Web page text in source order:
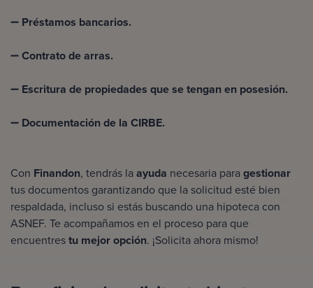
➖ Préstamos bancarios.
➖Contrato de arras.
➖ Escritura de propiedades que se tengan en posesión.
➖ Documentación de la CIRBE.
Con Finandon, tendrás laayuda necesaria paragestionar
tus documentos garantizando que la solicitud esté bien
respaldada, incluso si estás buscando una hipoteca con
ASNEF. Te acompañamos en el proceso para que
encuentrestu mejor opción. ¡Solicita ahora mismo!